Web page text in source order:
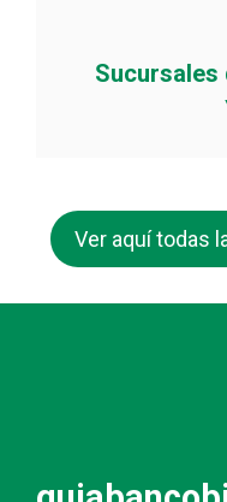
Sucursales
Ver aquí todas